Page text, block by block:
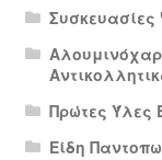
Συσκευασίες
Πρώτες Ύλες
Είδη